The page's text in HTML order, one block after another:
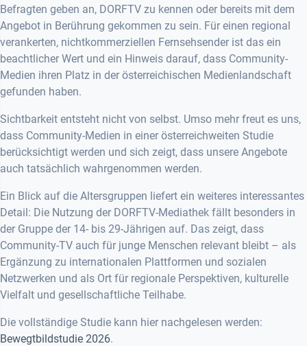
Befragten geben an, DORFTV zu kennen oder bereits mit dem
Angebot in Berührung gekommen zu sein. Für einen regional
verankerten, nichtkommerziellen Fernsehsender ist das ein
beachtlicher Wert und ein Hinweis darauf, dass Community-
Medien ihren Platz in der österreichischen Medienlandschaft
gefunden haben.
Sichtbarkeit entsteht nicht von selbst. Umso mehr freut es uns,
dass Community-Medien in einer österreichweiten Studie
berücksichtigt werden und sich zeigt, dass unsere Angebote
auch tatsächlich wahrgenommen werden.
Ein Blick auf die Altersgruppen liefert ein weiteres interessantes
Detail: Die Nutzung der DORFTV-Mediathek fällt besonders in
der Gruppe der 14- bis 29-Jährigen auf. Das zeigt, dass
Community-TV auch für junge Menschen relevant bleibt – als
Ergänzung zu internationalen Plattformen und sozialen
Netzwerken und als Ort für regionale Perspektiven, kulturelle
Vielfalt und gesellschaftliche Teilhabe.
Die vollständige Studie kann hier nachgelesen werden:
Bewegtbildstudie 2026.